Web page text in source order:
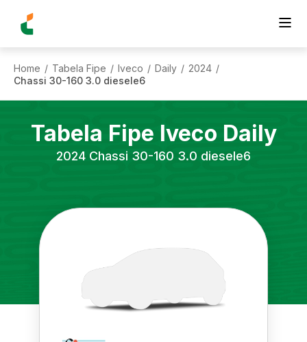
Home / Tabela Fipe / Iveco / Daily / 2024 /
Chassi 30-160 3.0 diesele6
Tabela Fipe Iveco Daily
2024 Chassi 30-160 3.0 diesele6